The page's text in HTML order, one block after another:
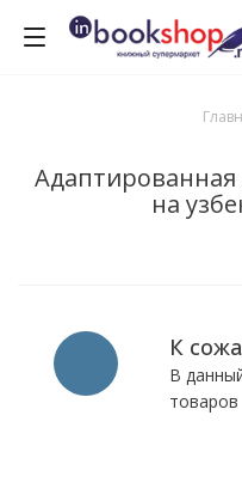
Адаптированная
на
К
В
товаров